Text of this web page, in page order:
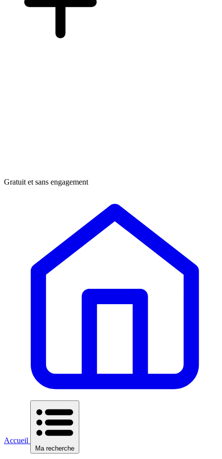
Gratuit et sans engagement
Accueil
Ma recherche